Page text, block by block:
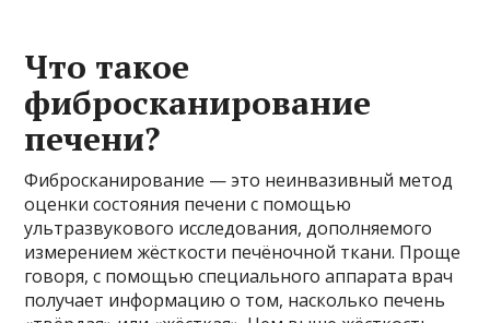
Что такое
фибросканирование
печени?
Фибросканирование — это неинвазивный метод
оценки состояния печени с помощью
ультразвукового исследования, дополняемого
измерением жёсткости печёночной ткани. Проще
говоря, с помощью специального аппарата врач
получает информацию о том, насколько печень